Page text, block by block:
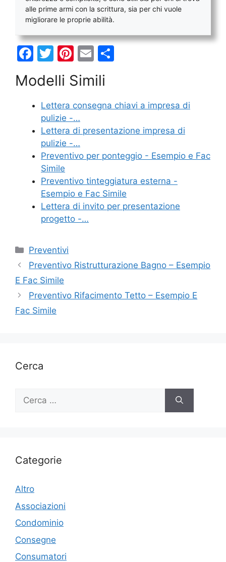
alle prime armi con la scrittura, sia per chi vuole
migliorare le proprie abilità.
F
c
e
b
o
o
k
T
w
itt
er
Pi
nt
er
e
st
E
m
ai
l
di
di
Modelli Simili
Lettera consegna chiavi a impresa di
pulizie -…
Lettera di presentazione impresa di
pulizie -…
Preventivo per ponteggio - Esempio e Fac
Simile
Preventivo tinteggiatura esterna -
Esempio e Fac Simile
Lettera di invito per presentazione
progetto -…
Categorie
Preventivi
Preventivo Ristrutturazione Bagno – Esempio
E Fac Simile
Preventivo Rifacimento Tetto – Esempio E
Fac Simile
Cerca
Ricerca
Categorie
Altro
Associazioni
Condominio
Consegne
Consumatori